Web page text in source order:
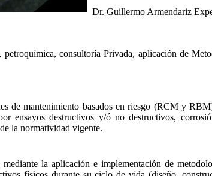
Dr. Guillermo Armendariz
consultoría Privada, aplicación de
de mantenimiento basados en riesgo (RCM y
ensayos destructivos y/ó no destructivos,
la normatividad vigente.
la aplicación e implementación de